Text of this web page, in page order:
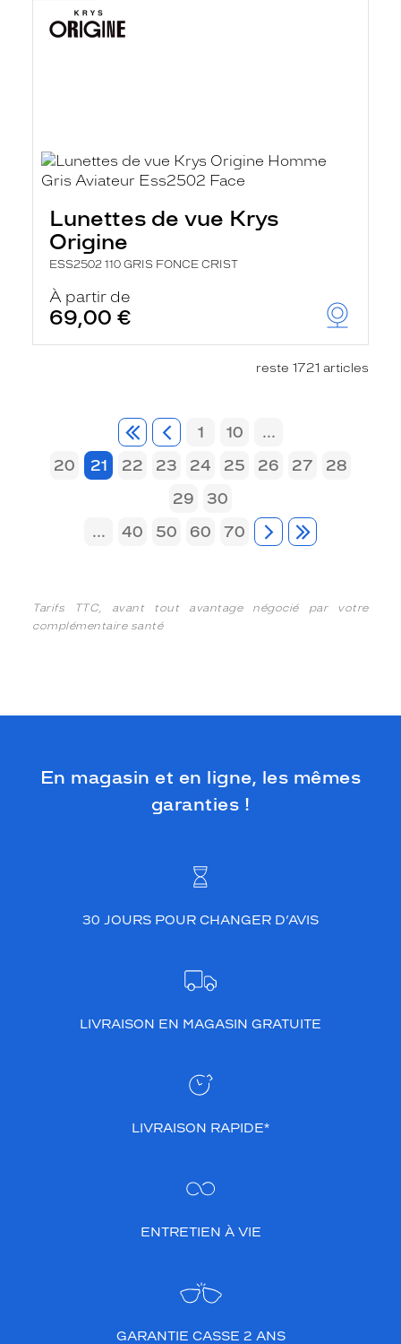
Lunettes de vue Krys
Origine
ESS2502 110 GRIS FONCE CRIST
À partir de
69,00 €
reste 1721 articles
1 10
...
20
21 22 23 24 25 26 27
28
29
30
...
40 50 60 70
Tarifs TTC, avant tout avantage négocié par votre
complémentaire santé
En magasin et en ligne, les mêmes
garanties !
30 JOURS POUR CHANGER D’AVIS
LIVRAISON EN MAGASIN GRATUITE
LIVRAISON RAPIDE*
ENTRETIEN À VIE
GARANTIE CASSE 2 ANS